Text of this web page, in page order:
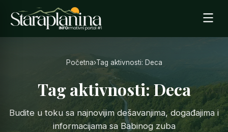
Početna›Tag aktivnosti: Deca
Tag aktivnosti: Deca
Budite u toku sa najnovijim dešavanjima, događajima i
informacijama sa Babinog zuba